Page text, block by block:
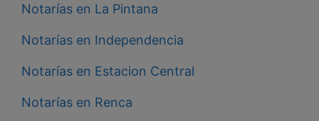
Notarías en La Pintana
Notarías en Independencia
Notarías en Estacion Central
Notarías en Renca